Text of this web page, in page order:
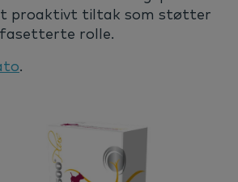
proaktivt tiltak som støtter
rolle.
.